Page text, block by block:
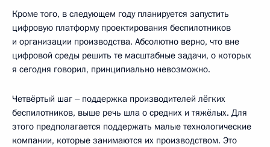
Кроме того, в следующем году планируется запустить
цифровую платформу проектирования беспилотников
и организации производства. Абсолютно верно, что вне
цифровой среды решить те масштабные задачи, о которых
я сегодня говорил, принципиально невозможно.
Четвёртый шаг ‒ поддержка производителей лёгких
беспилотников, выше речь шла о средних и тяжёлых. Для
этого предполагается поддержать малые технологические
компании, которые занимаются их производством. Это